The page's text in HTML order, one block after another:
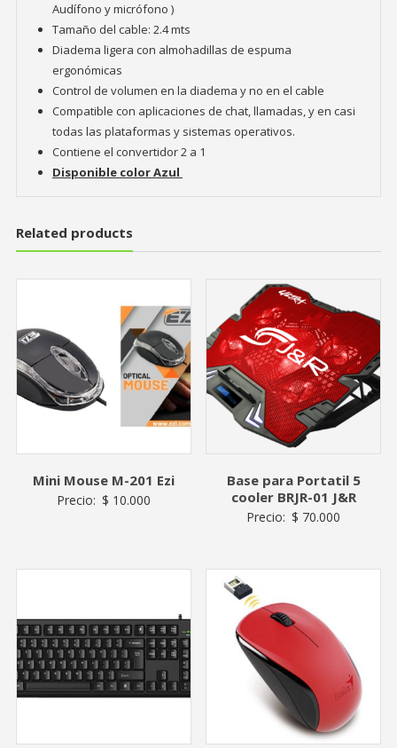
Audífono y micrófono )
Tamaño del cable: 2.4 mts
Diadema ligera con almohadillas de espuma
ergonómicas
Control de volumen en la diadema y no en el cable
Compatible con aplicaciones de chat, llamadas, y en casi
todas las plataformas y sistemas operativos.
Contiene el convertidor 2 a 1
Disponible color Azul
Related products
Mini Mouse M-201 Ezi
Precio: $ 10.000
Base para Portatil 5
cooler BRJR-01 J&R
Precio: $ 70.000